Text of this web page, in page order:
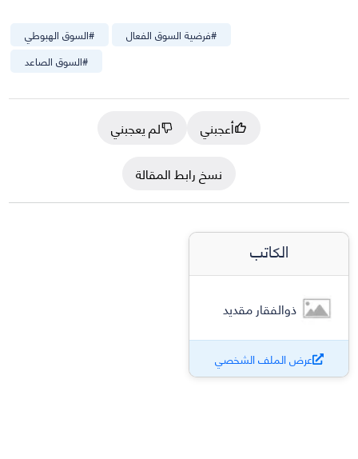
#السوق الهبوطي #فرضية السوق الفعال
#السوق الصاعد
أعجبني
لم يعجبني
نسخ رابط المقالة
الكاتب
ذوالفقار مقديد
عرض الملف الشخصي